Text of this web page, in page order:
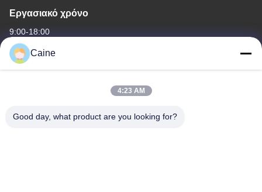
Εργασιακό χρόνο
9:00-18:00
Η διεύθυνσή μας
429, Κτίριο Α10, Λιμάνι Πληροφοριών Fuhai, κοινότητα Xinhe,
Caine
4:23 AM
Good day, what product are you looking for?